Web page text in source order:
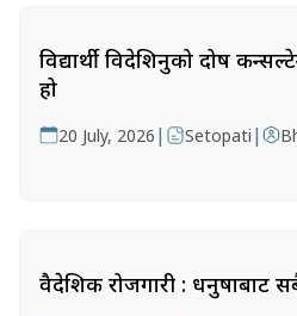
विद्यार्थी विदेशिनुको दोष
हो
20 July, 2026 | Setopati |
वैदेशिक रोजगारी : धनुषाबाट